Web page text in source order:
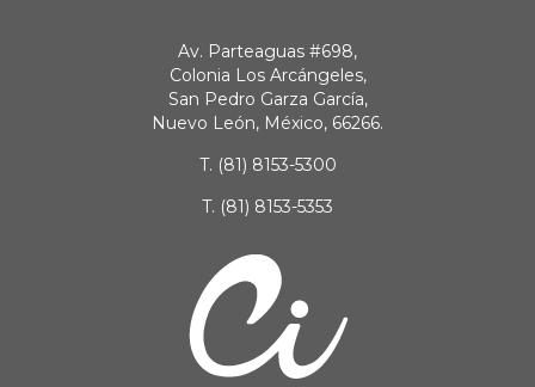
Av. Parteaguas #698,
Colonia Los Arcángeles,
San Pedro Garza García,
Nuevo León, México, 66266.
T. (81) 8153-5300
T. (81) 8153-5353